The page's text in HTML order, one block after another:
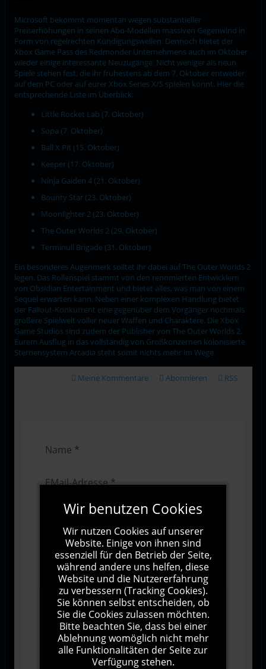
Microsoft bekommt momentan wegen substantieller
Preiserhöhungen in seinen Abo-Modellen massiven Gegenwind in
Form von regelrechten Kündigungswellen. Dennoch bietet der
Xbox Game Pass des Redmonder Unternehmens auch im Oktober
wieder einige interessante Neuzugänge. Nicht weniger als neun
Spiele stehen fest, die ihr frühestens ab dem 7. Oktober entweder
auf dem PC oder auf eurer Xbox Series X/S spielen könnt. Hier die
entsprechende Liste im Überblick:
Little Rocket Lab (7. Oktober)
Sopa (7. Oktober)
Ball X Pit (15. Oktober)
Keeper (17. Oktober)
Ninja Gaiden 4 (21. Oktober)
Bounty Star (23. Oktober)
Moonlighter 2 (23. Oktober)
The Outer Worlds 2 (29. Oktober)
Terminull Brigade (31. Oktober)
Ein besonderes Augenmerk solltet ihr dabei auf The Outer Worlds 2
legen. Das Rollenspiel stammt von den renomierten Entwicklern
von Obsidian Entertainment und bietet alles, was man von einem
Sequel erwarten kann. Neben einer komplexen Handlung bietet
der Fallout-Konkurrent eine gegenüber dem Vorgänger nochmals
größere Spielwelt voller neuer Waffen und Charaktere. Die Xbox
Game Studios sind zudem der Publisher von The Outer Worlds 2.
Eurem Ausflug in das vollständig von Großkonzernen kolonisierte
Sternensystem Arcadia steht somit nichts mehr im Wege.
Meine Kommentare Abonnieren RSS
Wir benutzen Cookies
Wir nutzen Cookies auf unserer
Website. Einige von ihnen sind
essenziell für den Betrieb der Seite,
während andere uns helfen, diese
Website und die Nutzererfahrung
zu verbessern (Tracking Cookies).
Sie können selbst entscheiden, ob
Sie die Cookies zulassen möchten.
Bitte beachten Sie, dass bei einer
Ablehnung womöglich nicht mehr
alle Funktionalitäten der Seite zur
Verfügung stehen.